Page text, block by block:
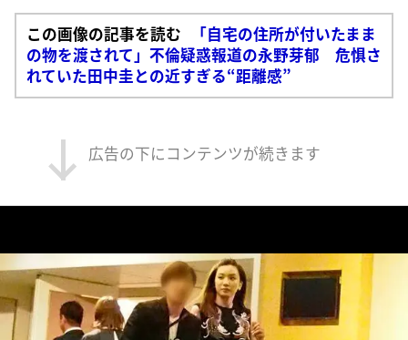
この画像の記事を読む
「自宅の住所が付いたまま
の物を渡されて」不倫疑惑報道の永野芽郁 危惧さ
れていた田中圭との近すぎる“距離感”
広告の下にコンテンツが続きます